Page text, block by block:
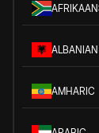
ALBANIAN
AMHARIC